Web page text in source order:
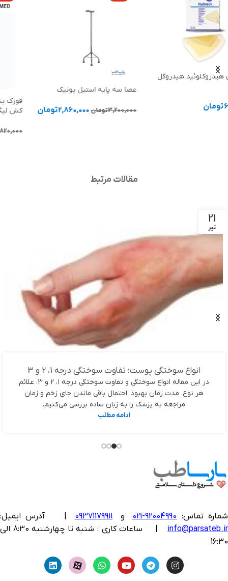
3,200,000 تومان
قوزک بند آتل دار نئوپرنی فنردار با
کش لیگامانی سگال مد
تومان
مقالات مرتبط
21
تیر
انواع سوختگی پوست؛ تفاوت سوختگی درجه 1، 2 و 3
در این مقاله انواع سوختگی و تفاوت سوختگی درجه ۱، ۲ و ۳، علائم
هر نوع، مدت زمان بهبود، احتمال باقی ماندن جای زخم و زمان
مراجعه به پزشک را به زبان ساده بررسی می‌کنیم.
ادامه مطلب
شماره تماس: 92004990-021 و 09371179911
آدرس ایمیل:
info@parsateb.ir
| ساعات کاری : شنبه تا چهارشنبه 8:30 الی
16:30